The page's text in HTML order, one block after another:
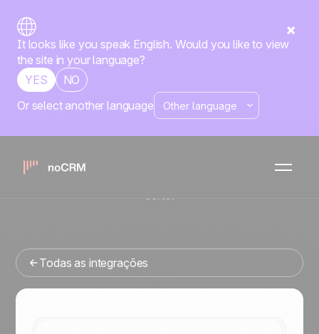
It looks like you speak English. Would you like to view
the site in your language?
YES
NO
Or select another language
No-code
PandaDocxnoCRM
Está procurando uma ferramenta de gestao de vendas
certo.
Todas as integrações